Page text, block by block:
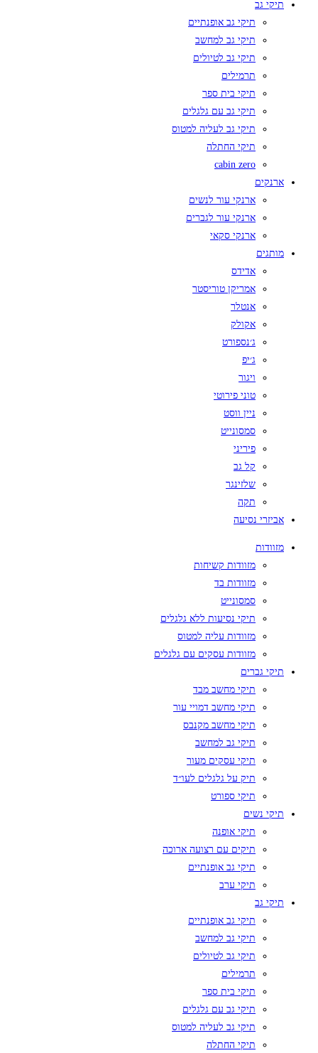
תיקי גב
תיקי גב אופנתיים
תיקי גב למחשב
תיקי גב לטיולים
תרמילים
תיקי בית ספר
תיקי גב עם גלגלים
תיקי גב לעליה למטוס
תיקי החתלה
cabin zero
ארנקים
ארנקי עור לנשים
ארנקי עור לגברים
ארנקי סקאי
מותגים
אדידס
אמריקן טוריסטר
אנטלר
אקולק
ג׳נספורט
ג׳יפ
ויגור
טוני פירוטי
ניין ווסט
סמסונייט
פיריני
קל גב
שלזינגר
תקה
אביזרי נסיעה
מזוודות
מזוודות קשיחות
מזוודות בד
סמסונייט
תיקי נסיעות ללא גלגלים
מזוודות עליה למטוס
מזוודות עסקים עם גלגלים
תיקי גברים
תיקי מחשב מבד
תיקי מחשב דמויי עור
תיקי מחשב מקנבס
תיקי גב למחשב
תיקי עסקים מעור
תיק על גלגלים לעו״ד
תיקי ספורט
תיקי נשים
תיקי אופנה
תיקים עם רצועה ארוכה
תיקי גב אופנתיים
תיקי ערב
תיקי גב
תיקי גב אופנתיים
תיקי גב למחשב
תיקי גב לטיולים
תרמילים
תיקי בית ספר
תיקי גב עם גלגלים
תיקי גב לעליה למטוס
תיקי החתלה